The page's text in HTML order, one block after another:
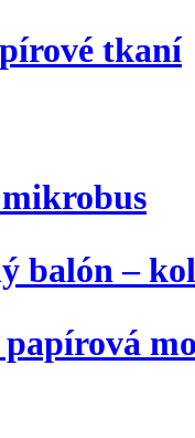
tkaní
balón –